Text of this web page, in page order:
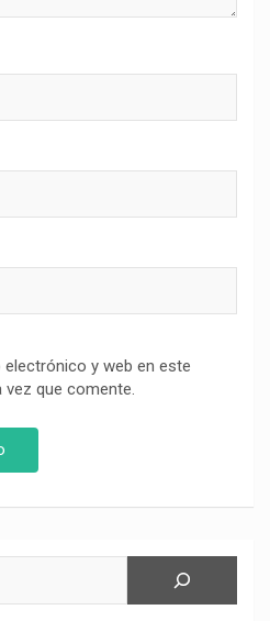
y web en este
vez que comente.